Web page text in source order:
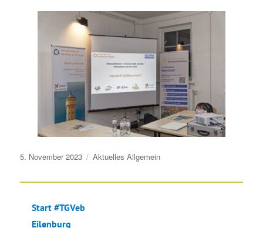
Veröffentlicht
5. November 2023 Aktuelles Allgemein
Start #TGVeb
Eilenburg